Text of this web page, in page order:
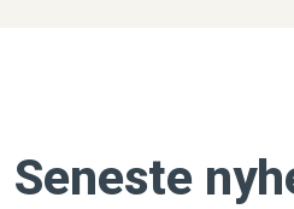
Seneste